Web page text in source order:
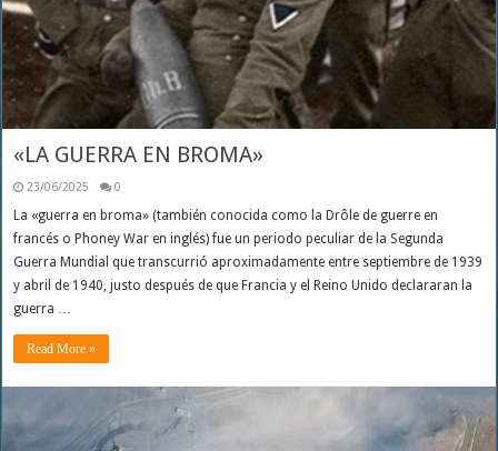
«LA GUERRA EN BROMA»
23/06/2025 0
La «guerra en broma» (también conocida como la Drôle de guerre en
francés o Phoney War en inglés) fue un periodo peculiar de la Segunda
Guerra Mundial que transcurrió aproximadamente entre septiembre de 1939
y abril de 1940, justo después de que Francia y el Reino Unido declararan la
guerra …
Read More »